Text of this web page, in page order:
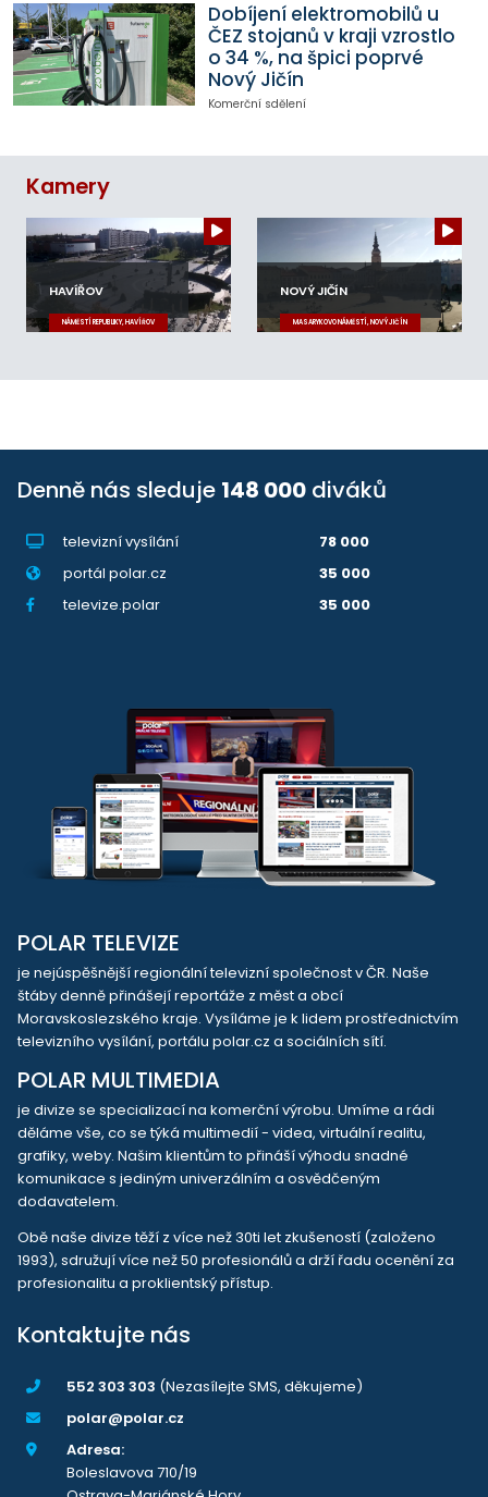
Dobíjení elektromobilů u
ČEZ stojanů v kraji vzrostlo
o 34 %, na špici poprvé
Nový Jičín
Komerční sdělení
Kamery
HAVÍŘOV
NÁMĚSTÍ REPUBLIKY, HAVÍŘOV
NOVÝ JIČÍN
MASARYKOVO NÁMĚSTÍ, NOVÝ JIČÍN
Denně nás sleduje 148 000 diváků
televizní vysílání
78 000
portál polar.cz
35 000
televize.polar
35 000
POLAR TELEVIZE
je nejúspěšnější regionální televizní společnost v ČR. Naše
štáby denně přinášejí reportáže z měst a obcí
Moravskoslezského kraje. Vysíláme je k lidem prostřednictvím
televizního vysílání, portálu polar.cz a sociálních sítí.
POLAR MULTIMEDIA
je divize se specializací na komerční výrobu. Umíme a rádi
děláme vše, co se týká multimedií - videa, virtuální realitu,
grafiky, weby. Našim klientům to přináší výhodu snadné
komunikace s jediným univerzálním a osvědčeným
dodavatelem.
Obě naše divize těží z více než 30ti let zkušeností (založeno
1993), sdružují více než 50 profesionálů a drží řadu ocenění za
profesionalitu a proklientský přístup.
Kontaktujte nás
552 303 303 (Nezasílejte SMS, děkujeme)
polar@polar.cz
Adresa:
Boleslavova 710/19